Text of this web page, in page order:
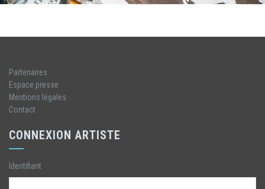
Partenaires
Espace presse
Mentions légales
Contact
CONNEXION ARTISTE
Identifiant